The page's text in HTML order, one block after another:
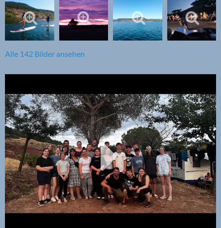
Alle 142 Bilder ansehen